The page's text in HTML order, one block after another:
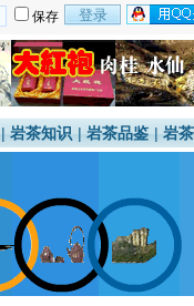
保存
|岩茶知识 |岩茶品鉴 |岩